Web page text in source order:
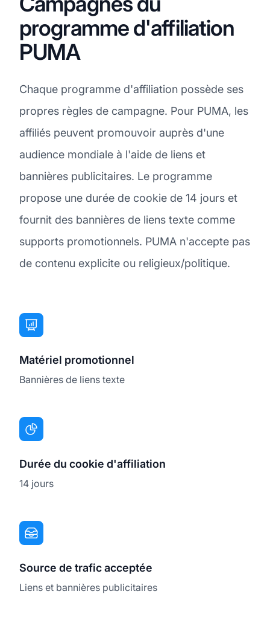
programme d'affiliation
PUMA
Chaque programme d'affiliation possède ses
propres règles de campagne. Pour PUMA, les
affiliés peuvent promouvoir auprès d'une
audience mondiale à l'aide de liens et
bannières publicitaires. Le programme
propose une durée de cookie de 14 jours et
fournit des bannières de liens texte comme
supports promotionnels. PUMA n'accepte pas
de contenu explicite ou religieux/politique.
Matériel promotionnel
Bannières de liens texte
Durée du cookie d'affiliation
14 jours
Source de trafic acceptée
Liens et bannières publicitaires